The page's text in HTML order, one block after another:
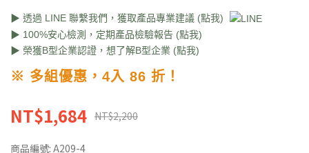
▶ 透過 LINE 聯繫我們，獲取產品專業建議 (點我)
▶ 100%安心檢測，定期產品檢驗報告 (點我)
▶ 榮獲B型企業認證，想了解B型企業 (點我)
※ 多組優惠，4入 86 折！
NT$1,684 NT$2,200
商品編號: A209-4